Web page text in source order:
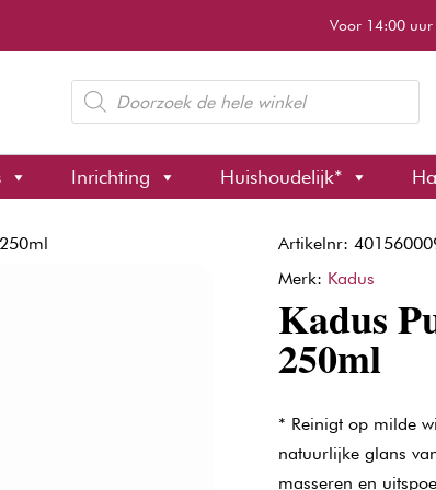
Voor 14:00 uur
Producten
zoeken
Inrichting Huishoudelijk*
Artikelnr:
Merk: Kadus
Kadus
250ml
* Reinigt op milde
natuurlijke glans
masseren en